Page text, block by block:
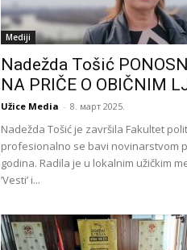
Mediji
Nadežda Tošić
NA PRIČE O OBIČNIM
Užice Media - 8. март 2025.
Nadežda Tošić je završila Fakultet
profesionalno se bavi novinarstvom
godina. Radila je u lokalnim užičkim
’Vesti’ i...